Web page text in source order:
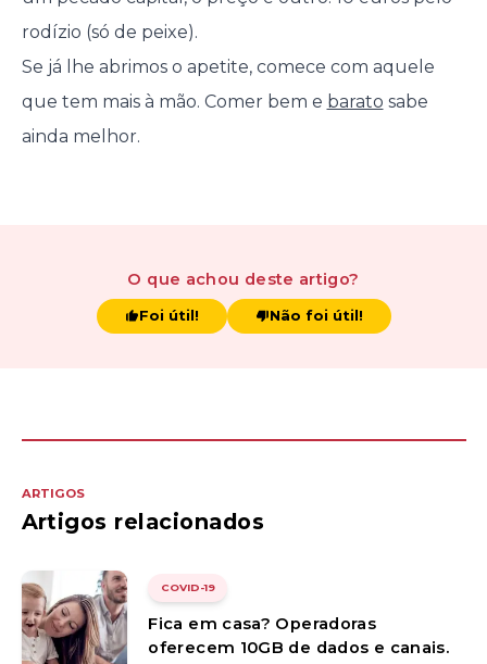
rodízio (só de peixe).
Se já lhe abrimos o apetite, comece com aquele
que tem mais à mão. Comer bem e barato sabe
ainda melhor.
O que achou deste artigo?
Foi útil! Não foi útil!
ARTIGOS
Artigos relacionados
COVID-19
Fica em casa? Operadoras
oferecem 10GB de dados e canais.